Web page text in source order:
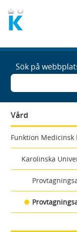
Sök på
Vård
Funktion Medicinsk
Karolinska